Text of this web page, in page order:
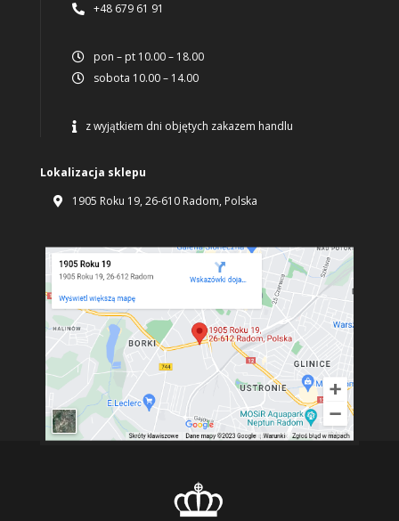
 +48 679 61 91
 pon – pt 10.00 – 18.00
 sobota 10.00 – 14.00
 z wyjątkiem dni objętych zakazem handlu
Lokalizacja sklepu
 1905 Roku 19, 26-610 Radom, Polska